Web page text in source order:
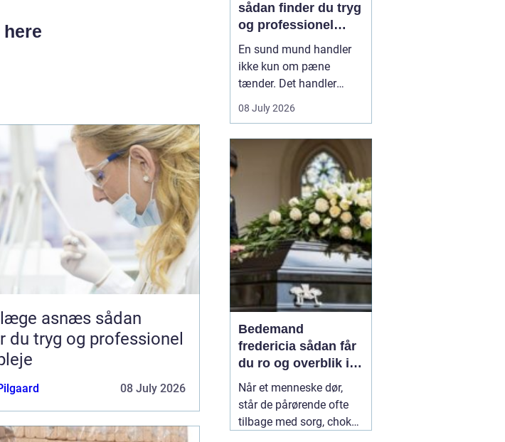
asnæs sådan
du tryg og professionel
08 July 2026
sådan finder du tryg
og professionel
tandpleje
En sund mund handler
ikke kun om pæne
tænder. Det handler
også om at kunne spise
uden smerter, tale frit og
bekymret. For mange i
og omkring Asnæs kan
det dog være en
udfordring at finde den
rette tandlæge, især hvis
man har haft d...
08 July 2026
Bedemand
fredericia sådan får
du ro og overblik i
en svær tid
Når et menneske dør,
står de pårørende ofte
tilbage med sorg, chok